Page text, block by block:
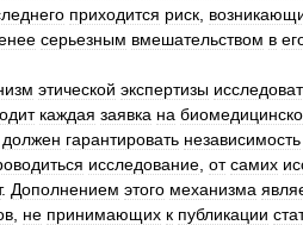
приходится риск
серьезным вмешательством в
этической экспертизы
каждая заявка на
должен гарантировать независимость
исследование от самих
. Дополнением этого механизма
не принимающих к публикации